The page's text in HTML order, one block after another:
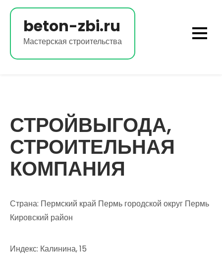
Перейти
содержимомуbeton-zbi.ru
Мастерская строительства
СТРОЙВЫГОДА,
СТРОИТЕЛЬНАЯ
КОМПАНИЯ
Страна: Пермский край Пермь городской округ Пермь
Кировский район
Индекс: Калинина, 15